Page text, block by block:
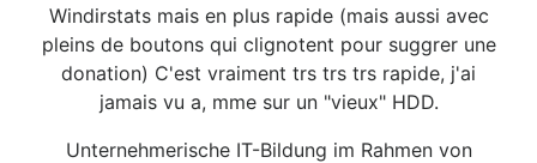
Windirstats mais en plus rapide (mais aussi avec
pleins de boutons qui clignotent pour suggrer une
donation) C'est vraiment trs trs trs rapide, j'ai
jamais vu a, mme sur un "vieux" HDD.
Unternehmerische IT-Bildung im Rahmen von